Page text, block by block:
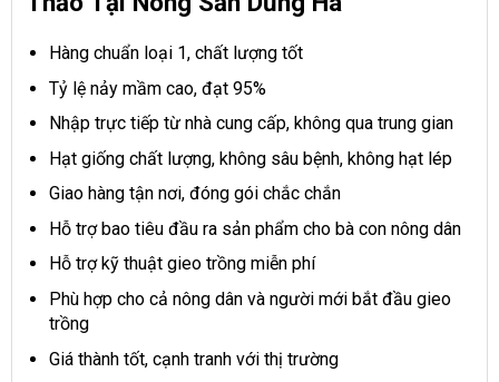
Hàng chuẩn loại 1, chất lượng tốt
Tỷ lệ nảy mầm cao, đạt 95%
Nhập trực tiếp từ nhà cung cấp, không qua trung gian
Hạt giống chất lượng, không sâu bệnh, không hạt lép
Giao hàng tận nơi, đóng gói chắc chắn
Hỗ trợ bao tiêu đầu ra sản phẩm cho bà con nông dân
Hỗ trợ kỹ thuật gieo trồng miễn phí
Phù hợp cho cả nông dân và người mới bắt đầu gieo
trồng
Giá thành tốt, cạnh tranh với thị trường